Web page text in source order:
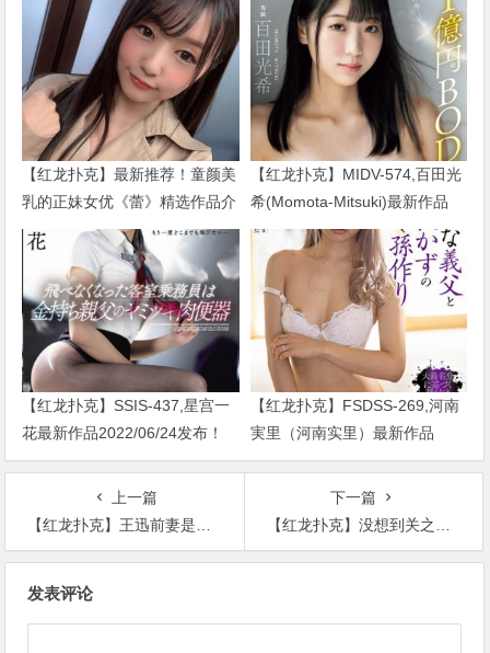
【红龙扑克】最新推荐！童颜美
乳的正妹女优《蕾》精选作品介
绍……
【红龙扑克】MIDV-574,百田光
希(Momota-Mitsuki)最新作品
2024/01/02发布！
【红龙扑克】SSIS-437,星宫一
花最新作品2022/06/24发布！
【红龙扑克】FSDSS-269,河南
実里（河南实里）最新作品
2021-08-26发布！
上一篇
【红龙扑克】王迅前妻是谁? 前妻魏臻照片流出被曝患癌去世?
下一篇
【红龙扑克】没想到关之琳竟介入过《白蛇传》小青的婚姻！其称后悔做小三
发表评论